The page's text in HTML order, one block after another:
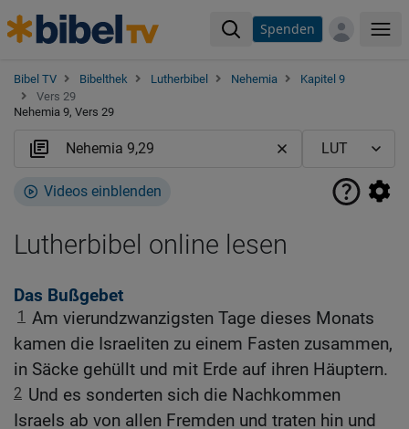
Spenden
Bibel TV Bibelthek Lutherbibel Nehemia
Kapitel 9
Vers 29
Nehemia 9, Vers 29
Videos einblenden
Lutherbibel online lesen
Das Bußgebet
1 Am vierundzwanzigsten Tage dieses Monats
kamen die Israeliten zu einem Fasten zusammen,
in Säcke gehüllt und mit Erde auf ihren Häuptern.
2 Und es sonderten sich die Nachkommen
Israels ab von allen Fremden und traten hin und